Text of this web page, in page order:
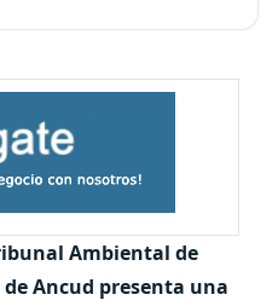
Ambiental de
Ancud presenta una